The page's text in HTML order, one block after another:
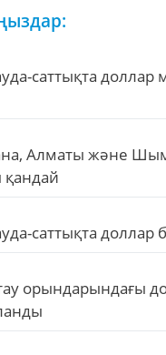
саттықта доллар
Алматы және
қандай
саттықта доллар
орындарындағы